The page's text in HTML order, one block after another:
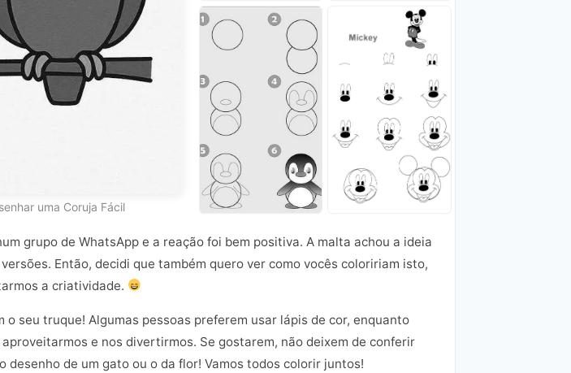
uma Coruja Fácil
grupo de WhatsApp e a reação foi bem positiva. A malta achou a ideia
Então, decidi que também quero ver como vocês coloririam isto,
a criatividade.
seu truque! Algumas pessoas preferem usar lápis de cor, enquanto
e nos divertirmos. Se gostarem, não deixem de conferir
de um gato ou o da flor! Vamos todos colorir juntos!